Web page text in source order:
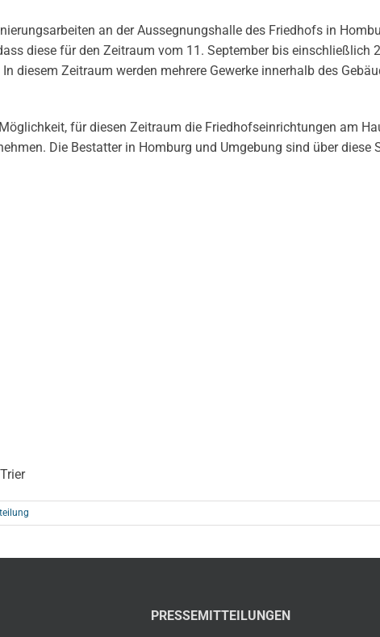
an der Aussegnungshalle des Friedhofs in
diese für den Zeitraum vom 11. September bis einschließlich
diesem Zeitraum werden mehrere Gewerke innerhalb des
für diesen Zeitraum die Friedhofseinrichtungen am
Die Bestatter in Homburg und Umgebung sind über diese
PRESSEMITTEILUNGEN